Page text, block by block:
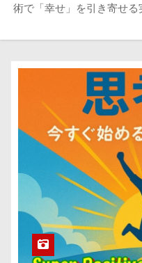
術で「幸せ」を引き寄せる